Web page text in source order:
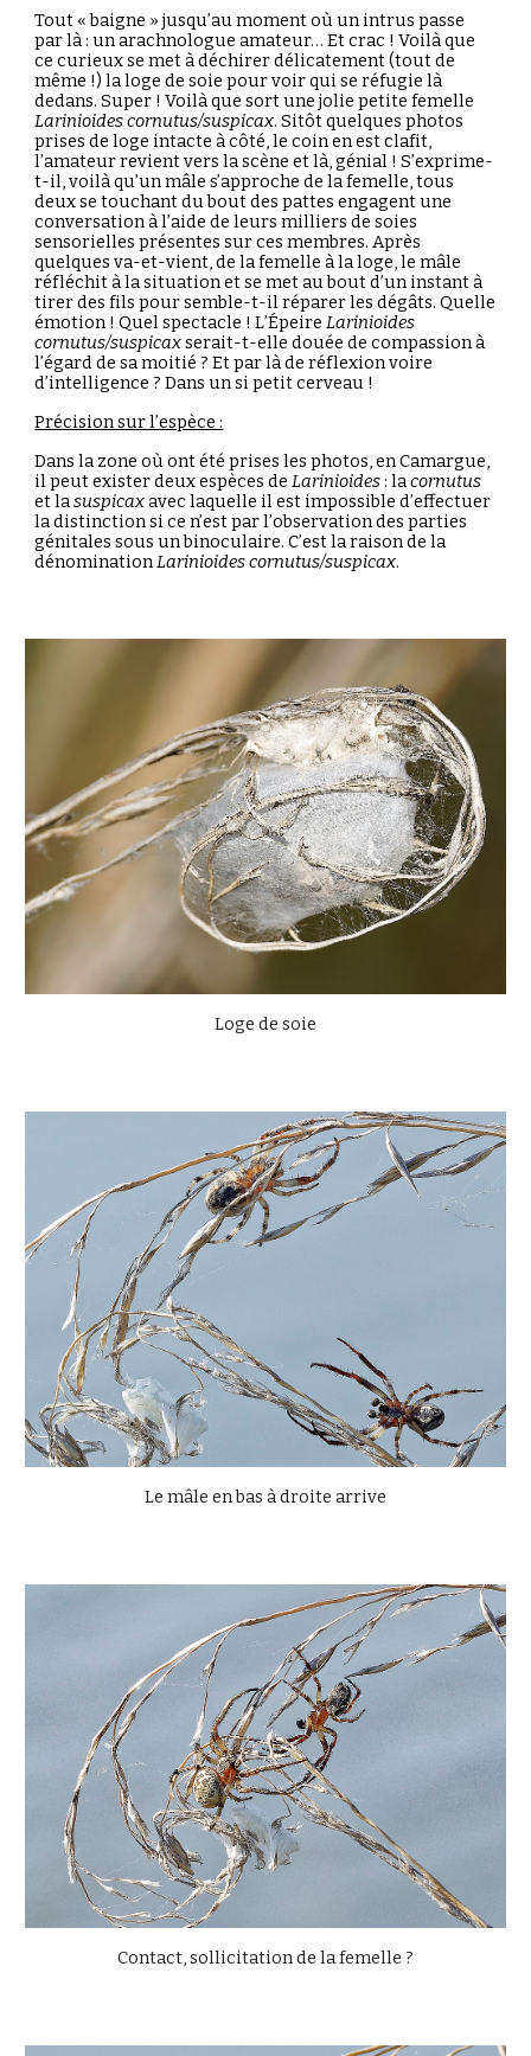
Tout « baigne » jusqu’au moment où un intrus passe
par là : un arachnologue amateur… Et crac ! Voilà que
ce curieux se met à déchirer délicatement (tout de
même !) la loge de soie pour voir qui se réfugie là
dedans. Super ! Voilà que sort une jolie petite femelle
Larinioides cornutus/suspicax. Sitôt quelques photos
prises de loge intacte à côté, le coin en est clafit,
l’amateur revient vers la scène et là, génial ! S’exprime-
t-il, voilà qu’un mâle s’approche de la femelle, tous
deux se touchant du bout des pattes engagent une
conversation à l’aide de leurs milliers de soies
sensorielles présentes sur ces membres. Après
quelques va-et-vient, de la femelle à la loge, le mâle
réfléchit à la situation et se met au bout d’un instant à
tirer des fils pour semble-t-il réparer les dégâts. Quelle
émotion ! Quel spectacle ! L’ÉpeireLarinioides
cornutus/suspicaxserait-t-elle douée de compassion à
l’égard de sa moitié ? Et par là de réflexion voire
d’intelligence ? Dans un si petit cerveau !
Précision sur l’espèce :
Dans la zone où ont été prises les photos, en Camargue,
il peut exister deux espèces deLarinioides : lacornutus
et lasuspicaxavec laquelle il est impossible d’effectuer
la distinction si ce n’est par l’observation des parties
génitales sous un binoculaire. C’est la raison de la
dénominationLarinioides cornutus/suspicax.
Loge de soie
Le mâle en bas à droite arrive
Contact, sollicitation de la femelle ?